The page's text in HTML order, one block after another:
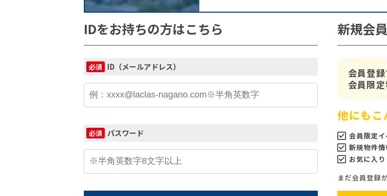
IDをお持ちの方はこちら
必須 ID（メールアドレス）
必須 パスワード
新規会
会員登
会員限
他にもこ
会員限定
新規物件
お気に入
まだ会員登録